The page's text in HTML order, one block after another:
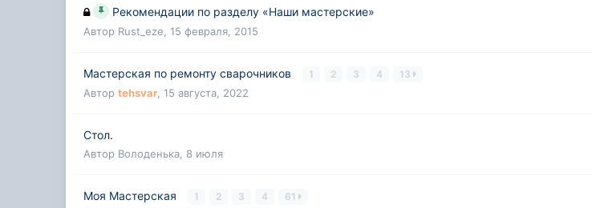
Рекомендации по разделу «Наши мастерские»
Автор Rust_eze ,15 февраля, 2015
Мастерская по ремонту сварочников 1 2 3 4 13
Авторtehsvar ,15 августа, 2022
Стол.
Автор Володенька 8 июля
Моя Мастерская 1 2 3 4 61